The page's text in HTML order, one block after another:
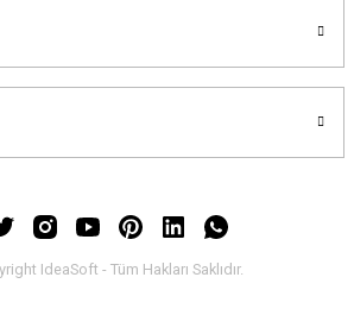
IdeaSoft - Tüm Hakları Saklıdır.